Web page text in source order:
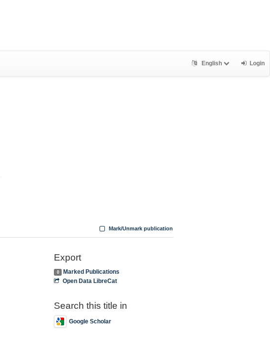
English Login
Mark/Unmark publication
Export
0
Marked Publications
Open Data LibreCat
Search this title in
Google Scholar